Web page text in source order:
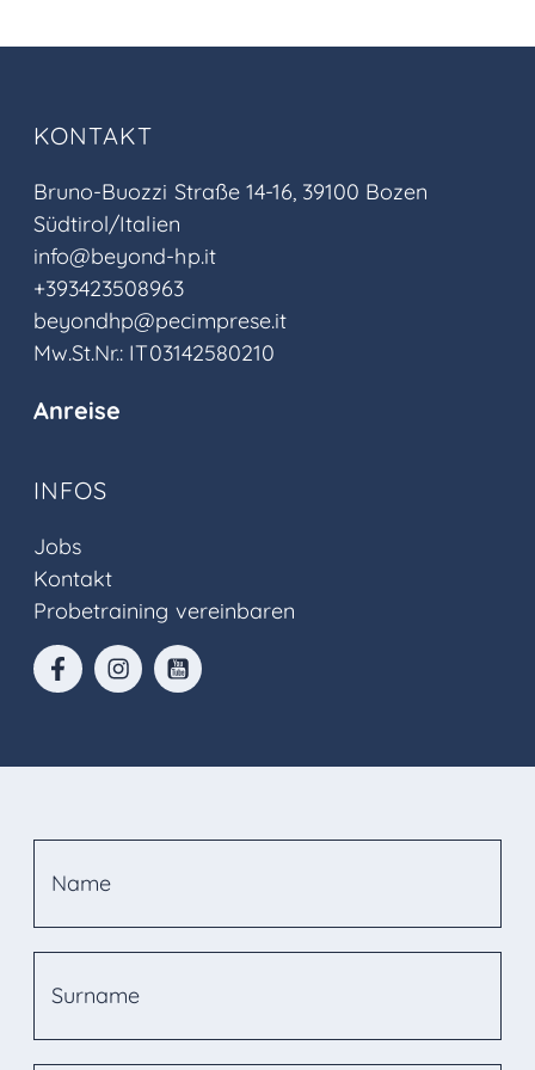
KONTAKT
Bruno-Buozzi Straße 14-16, 39100 Bozen
Südtirol/Italien
info@beyond-hp.it
+393423508963
beyondhp@pecimprese.it
Mw.St.Nr.: IT03142580210
Anreise
INFOS
Jobs
Kontakt
Probetraining vereinbaren